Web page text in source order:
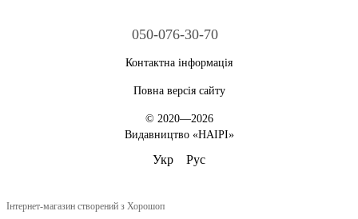
050-076-30-70
Контактна інформація
Повна версія сайту
© 2020—2026
Видавництво «НАІРІ»
Укр Рус
Інтернет-магазин створений з Хорошоп